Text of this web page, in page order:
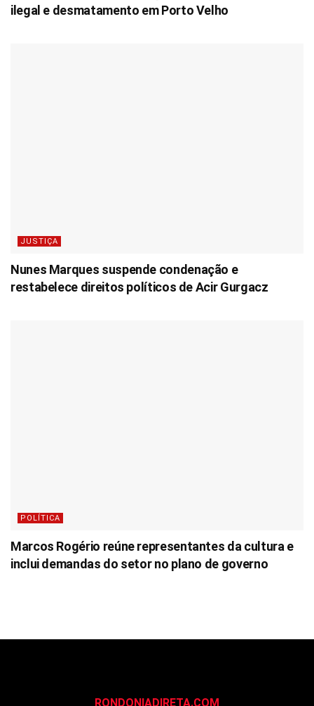
ilegal e desmatamento em Porto Velho
JUSTIÇA
Nunes Marques suspende condenação e
restabelece direitos políticos de Acir Gurgacz
POLÍTICA
Marcos Rogério reúne representantes da cultura e
inclui demandas do setor no plano de governo
RONDONIADIRETA.COM